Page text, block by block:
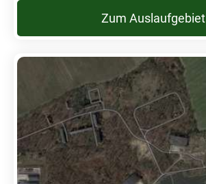
Zum Auslaufgebiet